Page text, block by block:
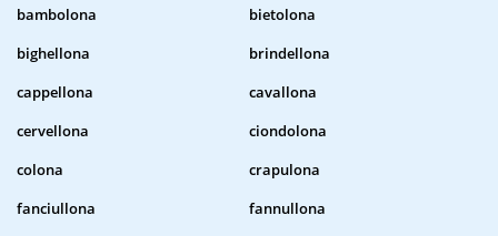
bambolona
bietolona
bighellona
brindellona
cappellona
cavallona
cervellona
ciondolona
colona
crapulona
fanciullona
fannullona